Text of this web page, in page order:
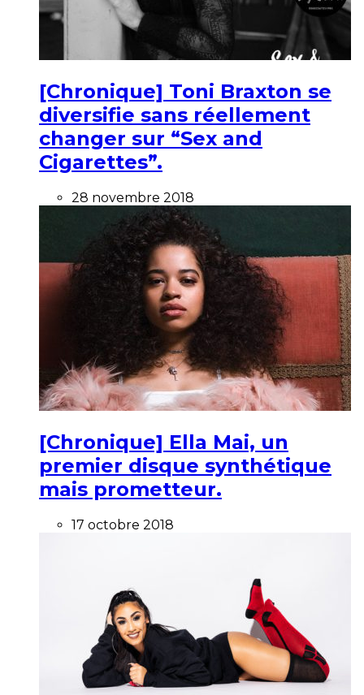
[Chronique] Toni Braxton se
diversifie sans réellement
changer sur “Sex and
Cigarettes”.
28 novembre 2018
[Chronique] Ella Mai, un
premier disque synthétique
mais prometteur.
17 octobre 2018